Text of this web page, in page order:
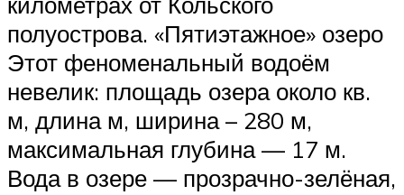
полуострова. «Пятиэтажное» озеро
Этот феноменальный водоём
невелик: площадь озера около кв.
м, длина м, ширина – 280 м,
максимальная глубина — 17 м.
Вода в озере — прозрачно-зелёная,